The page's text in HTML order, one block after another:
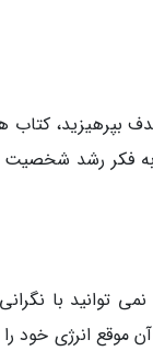
بپرهیزید،
فکر رشد شخصیت
توانید با
موقع انرژی